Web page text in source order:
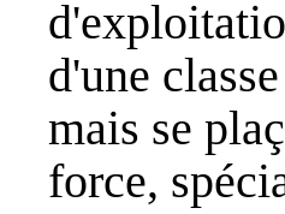
d'une
mais se
force,